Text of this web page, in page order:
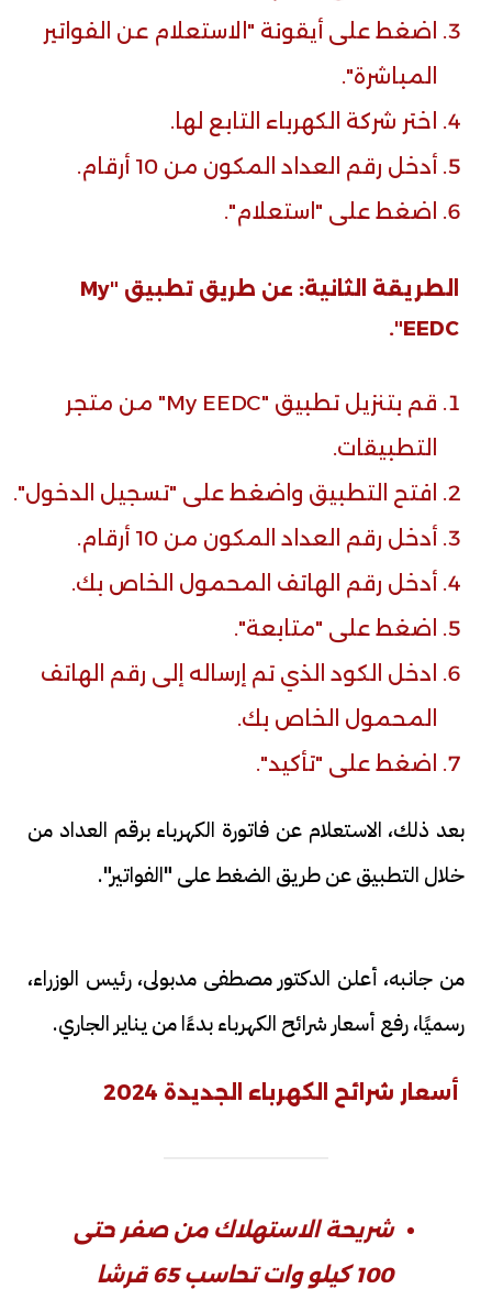
اضغط على أيقونة "الاستعلام عن الفواتير
المباشرة".
اختر شركة الكهرباء التابع لها.
أدخل رقم العداد المكون من 10 أرقام.
اضغط على "استعلام".
الطريقة الثانية:
عن طريق تطبيق "My
EEDC".
قم بتنزيل تطبيق "My EEDC" من متجر
التطبيقات.
افتح التطبيق واضغط على "تسجيل الدخول".
أدخل رقم العداد المكون من 10 أرقام.
أدخل رقم الهاتف المحمول الخاص بك.
اضغط على "متابعة".
ادخل الكود الذي تم إرساله إلى رقم الهاتف
المحمول الخاص بك.
اضغط على "تأكيد".
بعد ذلك، الاستعلام عن فاتورة الكهرباء برقم العداد من
خلال التطبيق عن طريق الضغط على "الفواتير".
من جانبه، أعلن الدكتور مصطفى مدبولى، رئيس الوزراء،
رسميًا، رفع أسعار شرائح الكهرباء بدءًا من يناير الجاري.
أسعار شرائح الكهرباء الجديدة 2024
شريحة الاستهلاك من صفر حتى
100 كيلو وات تحاسب 65 قرشا